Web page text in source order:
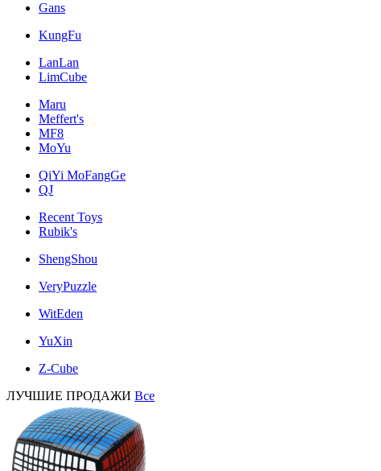
Gans
KungFu
LanLan
LimCube
Maru
Meffert's
MF8
MoYu
QiYi MoFangGe
QJ
Recent Toys
Rubik's
ShengShou
VeryPuzzle
WitEden
YuXin
Z-Cube
ЛУЧШИЕ ПРОДАЖИ Все